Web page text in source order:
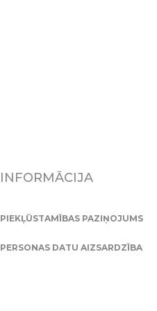
INFORMĀCIJA
PIEKĻŪSTAMĪBAS PAZIŅOJUMS
PERSONAS DATU AIZSARDZĪBA